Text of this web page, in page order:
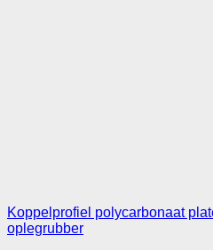
Koppelprofiel polycarbonaat
oplegrubber